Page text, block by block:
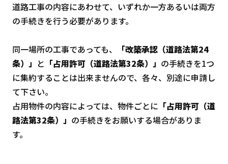
道路工事の内容にあわせて、いずれか一方あるいは両方
の手続きを行う必要があります。
同一場所の工事であっても、
「改築承認（道路法第24
条）」 と 「占用許可（道路法第32条）」 の手続きを1つ
に集約することは出来ませんので、各々、別途に申請し
て下さい。
占用物件の内容によっては、物件ごとに 「占用許可（道
路法第32条）」 の手続きをお願いする場合がありま
す。